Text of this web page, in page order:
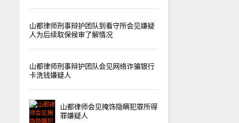
山都律师刑事辩护团队到看守所会见嫌疑
人为后续取保候审了解情况
山都律师刑事辩护团队会见网络诈骗银行
卡洗钱嫌疑人
山都律师会见掩饰隐瞒犯罪所得
罪嫌疑人